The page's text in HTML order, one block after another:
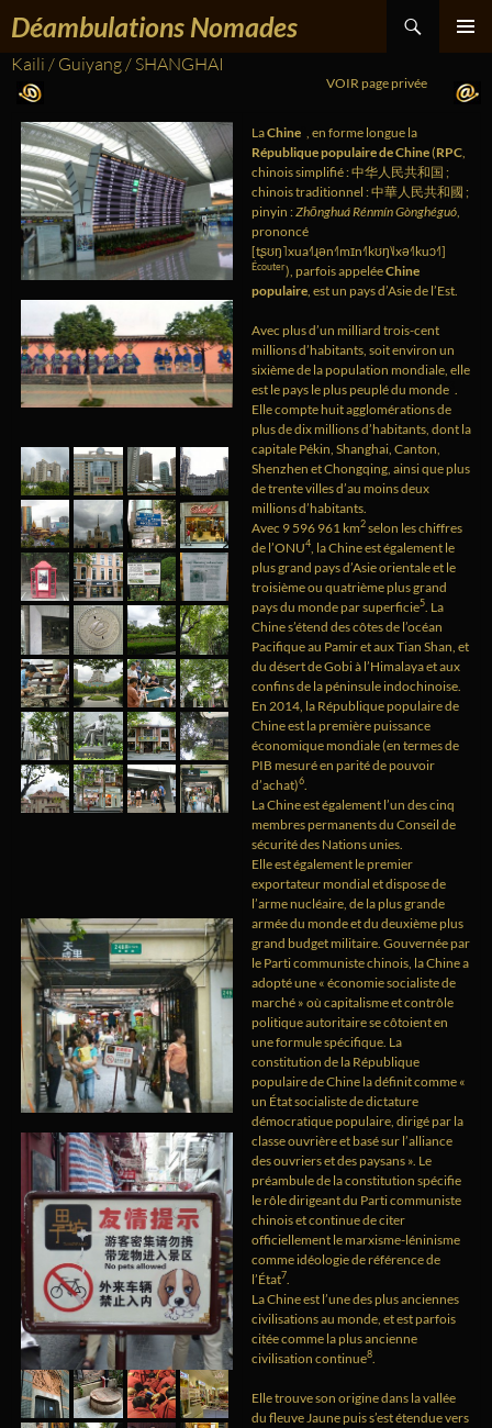
Déambulations Nomades
Kaili / Guiyang / SHANGHAI
VOIR page privée
LaChine , en forme longue la
République populaire de Chine(RPC,
chinois simplifié : 中华人民共和国 ;
chinois traditionnel : 中華人民共和國 ;
pinyin :Zhōnghuá Rénmín Gònghéguó,
prononcé
[tʂʊŋ˥xua˧˥ɻən˧˥mɪn˧˥kʊŋ˥˩xə˧˥kuɔ˧˥]
Écouter), parfois appeléeChine
populaire, est un pays d’Asie de l’Est.
Avec plus d’un milliard trois-cent
millions d’habitants, soit environ un
sixième de la population mondiale, elle
est le pays le plus peuplé du monde .
Elle compte huit agglomérations de
plus de dix millions d’habitants, dont la
capitale Pékin, Shanghai, Canton,
Shenzhen et Chongqing, ainsi que plus
de trente villes d’au moins deux
millions d’habitants.
Avec 9 596 961 km2selon les chiffres
de l’ONU4, la Chine est également le
plus grand pays d’Asie orientale et le
troisième ou quatrième plus grand
pays du monde par superficie5. La
Chine s’étend des côtes de l’océan
Pacifique au Pamir et aux Tian Shan, et
du désert de Gobi à l’Himalaya et aux
confins de la péninsule indochinoise.
En 2014, la République populaire de
Chine est la première puissance
économique mondiale (en termes de
PIB mesuré en parité de pouvoir
d’achat)6.
La Chine est également l’un des cinq
membres permanents du Conseil de
sécurité des Nations unies.
Elle est également le premier
exportateur mondial et dispose de
l’arme nucléaire, de la plus grande
armée du monde et du deuxième plus
grand budget militaire. Gouvernée par
le Parti communiste chinois, la Chine a
adopté une « économie socialiste de
marché » où capitalisme et contrôle
politique autoritaire se côtoient en
une formule spécifique. La
constitution de la République
populaire de Chine la définit comme «
un État socialiste de dictature
démocratique populaire, dirigé par la
classe ouvrière et basé sur l’alliance
des ouvriers et des paysans ». Le
préambule de la constitution spécifie
le rôle dirigeant du Parti communiste
chinois et continue de citer
officiellement le marxisme-léninisme
comme idéologie de référence de
l’État7.
La Chine est l’une des plus anciennes
civilisations au monde, et est parfois
citée comme la plus ancienne
civilisation continue8.
Elle trouve son origine dans la vallée
du fleuve Jaune puis s’est étendue vers